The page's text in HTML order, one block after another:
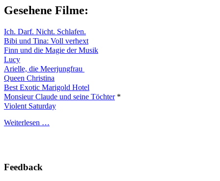
Gesehene Filme:
Ich. Darf. Nicht. Schlafen.
Bibi und Tina: Voll verhext
Finn und die Magie der Musik
Lucy
Arielle, die Meerjungfrau
Queen Christina
Best Exotic Marigold Hotel
Monsieur Claude und seine Töchter *
Violent Saturday
Weiterlesen …
Feedback